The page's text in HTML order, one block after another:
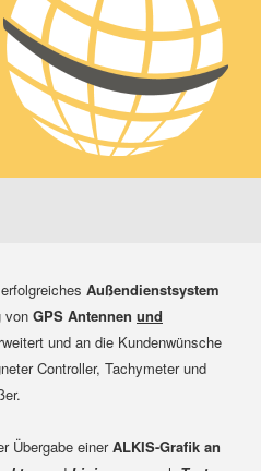
Außendienstsystem
von GPS Antennen und
und an die Kundenwünsche
Controller, Tachymeter und
Übergabe einerALKIS-Grafik an